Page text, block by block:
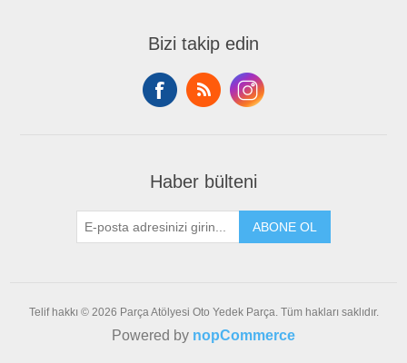
Bizi takip edin
Haber bülteni
ABONE OL
Telif hakkı © 2026 Parça Atölyesi Oto Yedek Parça. Tüm hakları saklıdır.
Powered by nopCommerce